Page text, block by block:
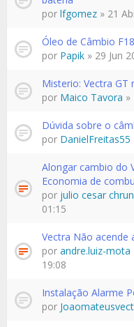
por lfgomez » 21
Óleo de Câmbio
por Papik » 29 Jun
Misterio: Vectra GT
por Maico Tavora »
Dúvida sobre o
por DanielFreitas55
Alongar cambio do
Economia de
por julio cesar chrun
01:15
Vectra Não acende
por andre.luiz-mota
19:08
Instalação Alarme
por